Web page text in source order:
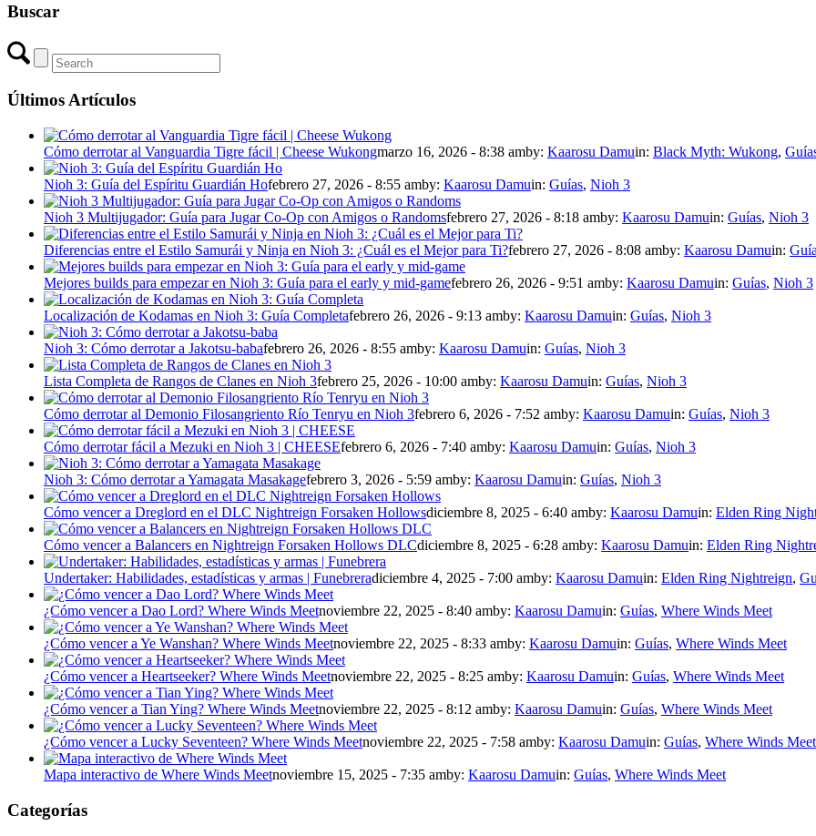
Buscar
Últimos Artículos
Cómo derrotar al Vanguardia Tigre fácil | Cheese Wukongmarzo 16, 2026 - 8:38 amby: Kaarosu Damuin: Black Myth: Wukong,
Nioh 3: Guía del Espíritu Guardián Hofebrero 27, 2026 - 8:55 amby: Kaarosu Damuin: Guías, Nioh 3
Nioh 3 Multijugador: Guía para Jugar Co-Op con Amigos o Randomsfebrero 27, 2026 - 8:18 amby: Kaarosu Damuin: Guías, Nioh 3
Diferencias entre el Estilo Samurái y Ninja en Nioh 3: ¿Cuál es el Mejor para Ti?febrero 27, 2026 - 8:08 amby: Kaarosu Damuin:
Mejores builds para empezar en Nioh 3: Guía para el early y mid-gamefebrero 26, 2026 - 9:51 amby: Kaarosu Damuin: Guías, Nioh 3
Localización de Kodamas en Nioh 3: Guía Completafebrero 26, 2026 - 9:13 amby: Kaarosu Damuin: Guías, Nioh 3
Nioh 3: Cómo derrotar a Jakotsu-babafebrero 26, 2026 - 8:55 amby: Kaarosu Damuin: Guías, Nioh 3
Lista Completa de Rangos de Clanes en Nioh 3febrero 25, 2026 - 10:00 amby: Kaarosu Damuin: Guías, Nioh 3
Cómo derrotar al Demonio Filosangriento Río Tenryu en Nioh 3febrero 6, 2026 - 7:52 amby: Kaarosu Damuin: Guías, Nioh 3
Cómo derrotar fácil a Mezuki en Nioh 3 | CHEESEfebrero 6, 2026 - 7:40 amby: Kaarosu Damuin: Guías, Nioh 3
Nioh 3: Cómo derrotar a Yamagata Masakagefebrero 3, 2026 - 5:59 amby: Kaarosu Damuin: Guías, Nioh 3
Cómo vencer a Dreglord en el DLC Nightreign Forsaken Hollowsdiciembre 8, 2025 - 6:40 amby: Kaarosu Damuin: Elden Ring
Cómo vencer a Balancers en Nightreign Forsaken Hollows DLCdiciembre 8, 2025 - 6:28 amby: Kaarosu Damuin: Elden Ring
Undertaker: Habilidades, estadísticas y armas | Funebreradiciembre 4, 2025 - 7:00 amby: Kaarosu Damuin: Elden Ring Nightreign,
¿Cómo vencer a Dao Lord? Where Winds Meetnoviembre 22, 2025 - 8:40 amby: Kaarosu Damuin: Guías, Where Winds Meet
¿Cómo vencer a Ye Wanshan? Where Winds Meetnoviembre 22, 2025 - 8:33 amby: Kaarosu Damuin: Guías, Where Winds Meet
¿Cómo vencer a Heartseeker? Where Winds Meetnoviembre 22, 2025 - 8:25 amby: Kaarosu Damuin: Guías, Where Winds Meet
¿Cómo vencer a Tian Ying? Where Winds Meetnoviembre 22, 2025 - 8:12 amby: Kaarosu Damuin: Guías, Where Winds Meet
¿Cómo vencer a Lucky Seventeen? Where Winds Meetnoviembre 22, 2025 - 7:58 amby: Kaarosu Damuin: Guías, Where Winds Meet
Mapa interactivo de Where Winds Meetnoviembre 15, 2025 - 7:35 amby: Kaarosu Damuin: Guías, Where Winds Meet
Categorías